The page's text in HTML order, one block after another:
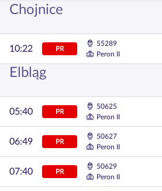
Chojnice
10:22 PR
55289
Peron II
Elbląg
05:40 PR
50625
Peron II
06:49 PR
50627
Peron II
07:40 PR
50629
Peron II